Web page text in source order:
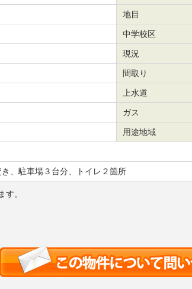
地目
中学校区
現況
間取り
上水道
ガス
用途地域
、駐車場３台分、トイレ２箇所
。